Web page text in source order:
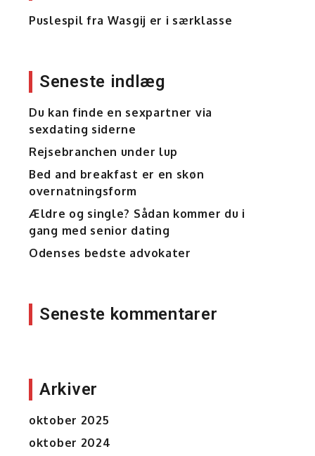
Puslespil fra Wasgij er i særklasse
Seneste indlæg
Du kan finde en sexpartner via
sexdating siderne
Rejsebranchen under lup
Bed and breakfast er en skøn
overnatningsform
Ældre og single? Sådan kommer du i
gang med senior dating
Odenses bedste advokater
Seneste kommentarer
Arkiver
oktober 2025
oktober 2024